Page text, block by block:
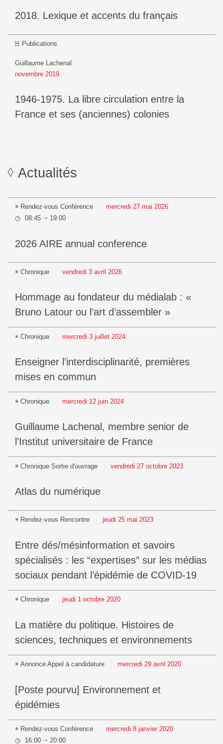
2018. Lexique et accents du français
Publications
Guillaume Lachenal
novembre 2019
1946-1975. La libre circulation entre la
France et ses (anciennes) colonies
Actualités
Rendez-vous Conférence mercredi 27 mai 2026
08:45 ⇥ 19:00
2026 AIRE annual conference
Chronique vendredi 3 avril 2026
Hommage au fondateur du médialab : «
Bruno Latour ou l’art d’assembler »
Chronique mercredi 3 juillet 2024
Enseigner l’interdisciplinarité, premières
mises en commun
Chronique mercredi 12 juin 2024
Guillaume Lachenal, membre senior de
l'Institut universitaire de France
Chronique Sortie d'ouvrage vendredi 27 octobre 2023
Atlas du numérique
Rendez-vous Rencontre jeudi 25 mai 2023
Entre dés/mésinformation et savoirs
spécialisés : les “expertises” sur les médias
sociaux pendant l’épidémie de COVID-19
Chronique jeudi 1 octobre 2020
La matière du politique. Histoires de
sciences, techniques et environnements
Annonce Appel à candidature mercredi 29 avril 2020
[Poste pourvu] Environnement et
épidémies
Rendez-vous Conférence mercredi 8 janvier 2020
16:00 ⇥ 20:00